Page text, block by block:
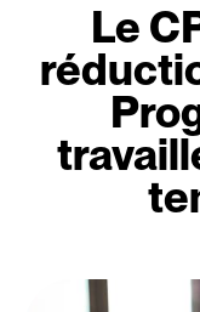
Le